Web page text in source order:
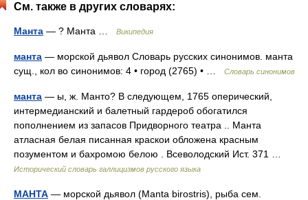
См. также в других словарях:
Манта — ? Манта … Википедия
манта — морской дьявол Словарь русских синонимов. манта
сущ., кол во синонимов: 4 • город (2765) • …
Словарь синонимов
манта — ы, ж. Манто? В следующем, 1765 оперический,
интермедианский и балетный гардероб обогатился
пополнением из запасов Придворного театра .. Манта
атласная белая писанная краскои обложена красным
позументом и бахромою белою . Всеволодский Ист. 371 …
Исторический словарь галлицизмов русского языка
МАНТА — морской дьявол (Manta birostris), рыба сем.